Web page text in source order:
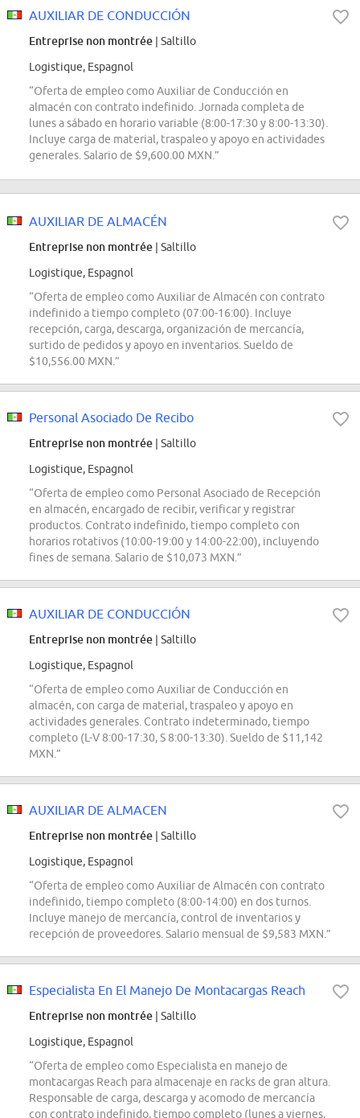
AUXILIAR DE CONDUCCIÓN
Entreprise non montrée | Saltillo
Logistique, Espagnol
“Oferta de empleo como Auxiliar de Conducción en
almacén con contrato indefinido. Jornada completa de
lunes a sábado en horario variable (8:00-17:30 y 8:00-13:30).
Incluye carga de material, traspaleo y apoyo en actividades
generales. Salario de $9,600.00 MXN.”
AUXILIAR DE ALMACÉN
Entreprise non montrée | Saltillo
Logistique, Espagnol
“Oferta de empleo como Auxiliar de Almacén con contrato
indefinido a tiempo completo (07:00-16:00). Incluye
recepción, carga, descarga, organización de mercancía,
surtido de pedidos y apoyo en inventarios. Sueldo de
$10,556.00 MXN.”
Personal Asociado De Recibo
Entreprise non montrée | Saltillo
Logistique, Espagnol
“Oferta de empleo como Personal Asociado de Recepción
en almacén, encargado de recibir, verificar y registrar
productos. Contrato indefinido, tiempo completo con
horarios rotativos (10:00-19:00 y 14:00-22:00), incluyendo
fines de semana. Salario de $10,073 MXN.”
AUXILIAR DE CONDUCCIÓN
Entreprise non montrée | Saltillo
Logistique, Espagnol
“Oferta de empleo como Auxiliar de Conducción en
almacén, con carga de material, traspaleo y apoyo en
actividades generales. Contrato indeterminado, tiempo
completo (L-V 8:00-17:30, S 8:00-13:30). Sueldo de $11,142
MXN.”
AUXILIAR DE ALMACEN
Entreprise non montrée | Saltillo
Logistique, Espagnol
“Oferta de empleo como Auxiliar de Almacén con contrato
indefinido, tiempo completo (8:00-14:00) en dos turnos.
Incluye manejo de mercancía, control de inventarios y
recepción de proveedores. Salario mensual de $9,583 MXN.”
Especialista En El Manejo De Montacargas Reach
Entreprise non montrée | Saltillo
Logistique, Espagnol
“Oferta de empleo como Especialista en manejo de
montacargas Reach para almacenaje en racks de gran altura.
Responsable de carga, descarga y acomodo de mercancía
con contrato indefinido, tiempo completo (lunes a viernes,